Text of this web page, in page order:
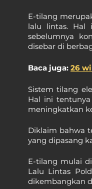
E-tilang
lalu lintas. Hal
sebelumnya
disebar di
Baca juga: 26
Sistem tilang
Hal ini
meningkatkan
Diklaim bahwa
yang dipasang
E-tilang mulai
Lalu Lintas
dikembangkan